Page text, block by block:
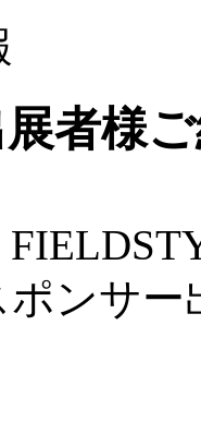
者様
ポンサー